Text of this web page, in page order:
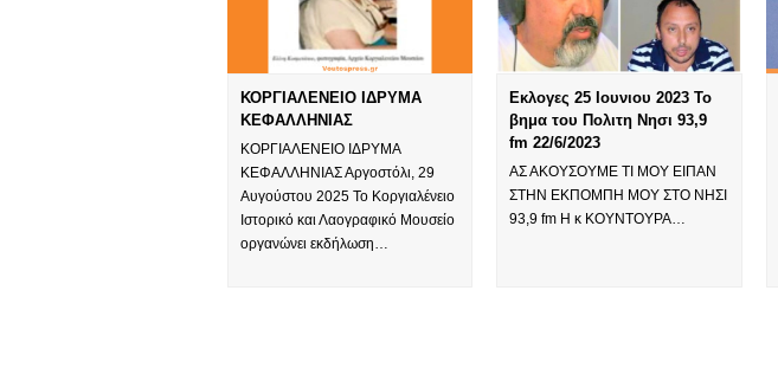
ΚΟΡΓΙΑΛΕΝΕΙΟ ΙΔΡΥΜΑ
ΚΕΦΑΛΛΗΝΙΑΣ
ΚΟΡΓΙΑΛΕΝΕΙΟ ΙΔΡΥΜΑ
ΚΕΦΑΛΛΗΝΙΑΣ Αργοστόλι, 29
Αυγούστου 2025 Το Κοργιαλένειο
Ιστορικό και Λαογραφικό Μουσείο
οργανώνει εκδήλωση…
Εκλογες 25 Ιουνιου 2023 Το
βημα του Πολιτη Νησι 93,9
fm 22/6/2023
ΑΣ ΑΚΟΥΣΟΥΜΕ ΤΙ ΜΟΥ ΕΙΠΑΝ
ΣΤΗΝ ΕΚΠΟΜΠΗ ΜΟΥ ΣΤΟ ΝΗΣΙ
93,9 fm Η κ ΚΟΥΝΤΟΥΡΑ…